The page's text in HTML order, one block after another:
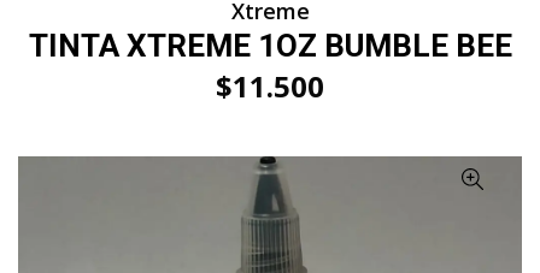
Xtreme
TINTA XTREME 1OZ BUMBLE BEE
$11.500